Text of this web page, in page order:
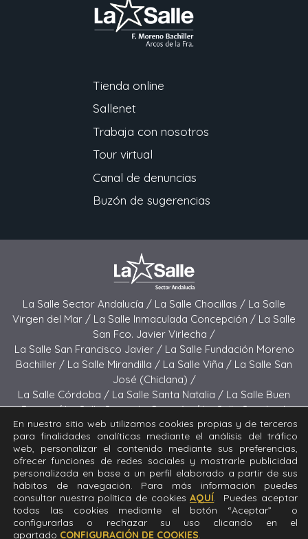
Tienda online
Sallenet
Trabaja con nosotros
Tour virtual
Canal de denuncias
Buzón de sugerencias
La Salle Sector Andalucía / La Salle Chocillas / La Salle
Virgen del Mar / La Salle Inmaculada Concepción / La Salle
San Fco. Javier Virlecha /
La Salle San Francisco Javier / La Salle Fundación Moreno
Bachiller / La Salle Mirandilla / La Salle Viña / La Salle San
José (Chiclana) /
La Salle Córdoba / La Salle Santa Natalia / La Salle Buen
Pastor /La Salle Sagrado Corazón /La Salle San José
(Jerez) / La Salle El Carmen (Melilla) /
La Salle Buen Consejo /La Salle El Carmen (San Fernando) /
La Salle San Francisco /La Salle Felipe Benito /La Salle La
Purísima
Todos los derechos reservados. Diseñado y desarrollado
por el equipo T.I.C. del Sector Andalucía © 2024 La Salle
Fundación Moreno Bachiller.
En nuestro sitio web utilizamos cookies propias y de terceros
para finalidades analíticas mediante el análisis del tráfico
web, personalizar el contenido mediante sus preferencias,
ofrecer funciones de redes sociales y mostrarle publicidad
personalizada en base a un perfil elaborado a partir de sus
hábitos de navegación. Para más información puedes
consultar nuestra política de cookiesAQUÍ. Puedes aceptar
todas las cookies mediante el botón “Aceptar” o
configurarlas o rechazar su uso clicando en el
apartado CONFIGURACIÓN DE COOKIES.